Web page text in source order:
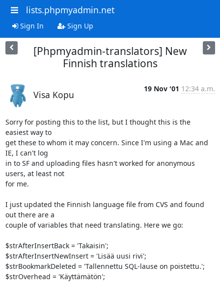
lists.phpmyadmin.net
Sign In Sign Up
[Phpmyadmin-translators] New
Finnish translations
Visa Kopu
19 Nov '01 12:34 a.m.
Sorry for posting this to the list, but I thought this is the
easiest way to
get these to whom it may concern. Since I'm using a Mac and
IE, I can't log
in to SF and uploading files hasn't worked for anonymous
users, at least not
for me.
I just updated the Finnish language file from CVS and found
out there are a
couple of variables that need translating. Here we go:
$strAfterInsertBack = 'Takaisin';
$strAfterInsertNewInsert = 'Lisää uusi rivi';
$strBookmarkDeleted = 'Tallennettu SQL-lause on poistettu.';
$strOverhead = 'Käyttämätön';